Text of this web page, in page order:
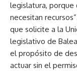
legislatura, porque
necesitan
que solicite a la
legislativo de
el propósito de
actuar sin el